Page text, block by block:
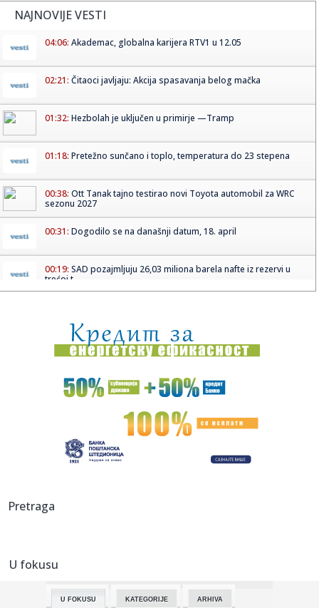
NAJNOVIJE VESTI
04:06: Akademac, globalna karijera RTV1 u 12.05
02:21: Čitaoci javljaju: Akcija spasavanja belog mačka
01:32: Hezbolah je uključen u primirje —Tramp
01:18: Pretežno sunčano i toplo, temperatura do 23 stepena
00:38: Ott Tanak tajno testirao novi Toyota automobil za WRC
sezonu 2027
00:31: Dogodilo se na današnji datum, 18. april
00:19: SAD pozajmljuju 26,03 miliona barela nafte iz rezervi u
trećoj t...
23:43:KOVENTRI SE VRATIO U PREMIJER LIGU: Legendarni Frenk
Lampard uveo...
23:37:Vikend horoskop za 18. i 19. april 2026: Blizanci traže
unutra...
Kenedi napao studiju o paracetamolu i autizmu: "To je
23:36:Žena iz BiH osuđena jer je primala socijalnu pomoć dok se
23:32:
Pretraga
U fokusu
U FOKUSU KATEGORIJE ARHIVA